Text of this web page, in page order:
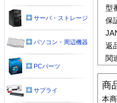
型
保
返
関
商
本
サーバ・ストレージ
パソコン・周辺機器
PCパーツ
サプライ